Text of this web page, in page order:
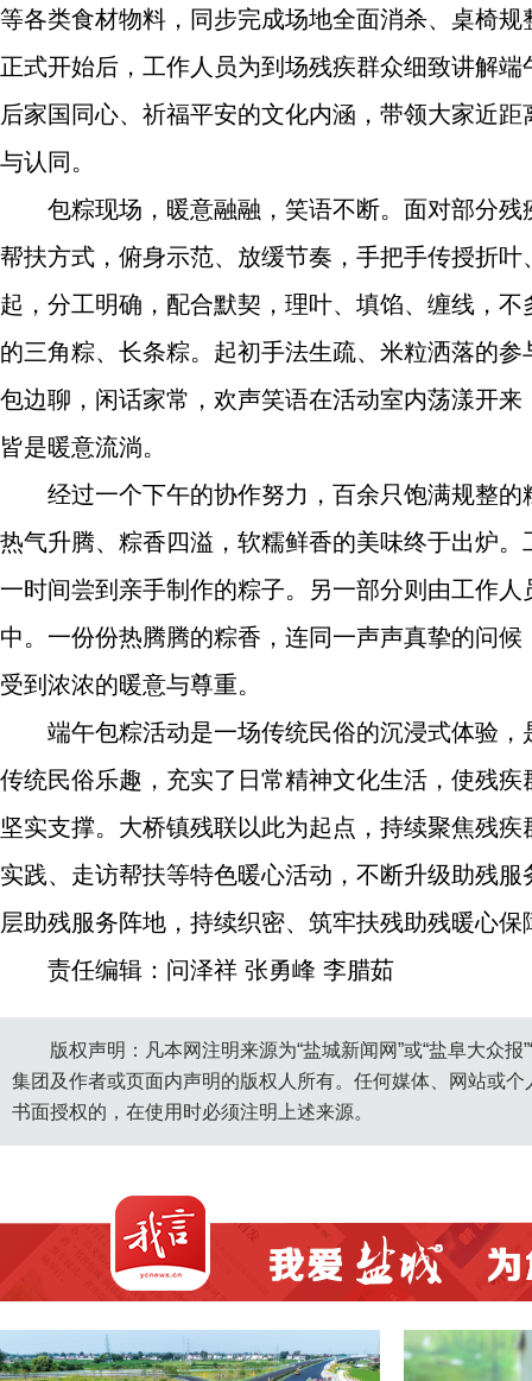
等各类食材物料，同步完成场地全面消杀、桌椅
正式开始后，工作人员为到场残疾群众细致讲解
后家国同心、祈福平安的文化内涵，带领大家近
与认同。
包粽现场，暖意融融，笑语不断。面对部分
帮扶方式，俯身示范、放缓节奏，手把手传授折
起，分工明确，配合默契，理叶、填馅、缠线，
的三角粽、长条粽。起初手法生疏、米粒洒落的
包边聊，闲话家常，欢声笑语在活动室内荡漾开
皆是暖意流淌。
经过一个下午的协作努力，百余只饱满规整
热气升腾、粽香四溢，软糯鲜香的美味终于出炉
一时间尝到亲手制作的粽子。另一部分则由工作
中。一份份热腾腾的粽香，连同一声声真挚的问
受到浓浓的暖意与尊重。
端午包粽活动是一场传统民俗的沉浸式体验
传统民俗乐趣，充实了日常精神文化生活，使残
坚实支撑。大桥镇残联以此为起点，持续聚焦残
实践、走访帮扶等特色暖心活动，不断升级助残
层助残服务阵地，持续织密、筑牢扶残助残暖心
责任编辑：问泽祥 张勇峰 李腊茹
版权声明：凡本网注明来源为“盐城新闻网”或“盐阜大众
集团及作者或页面内声明的版权人所有。任何媒体、网站或
书面授权的，在使用时必须注明上述来源。